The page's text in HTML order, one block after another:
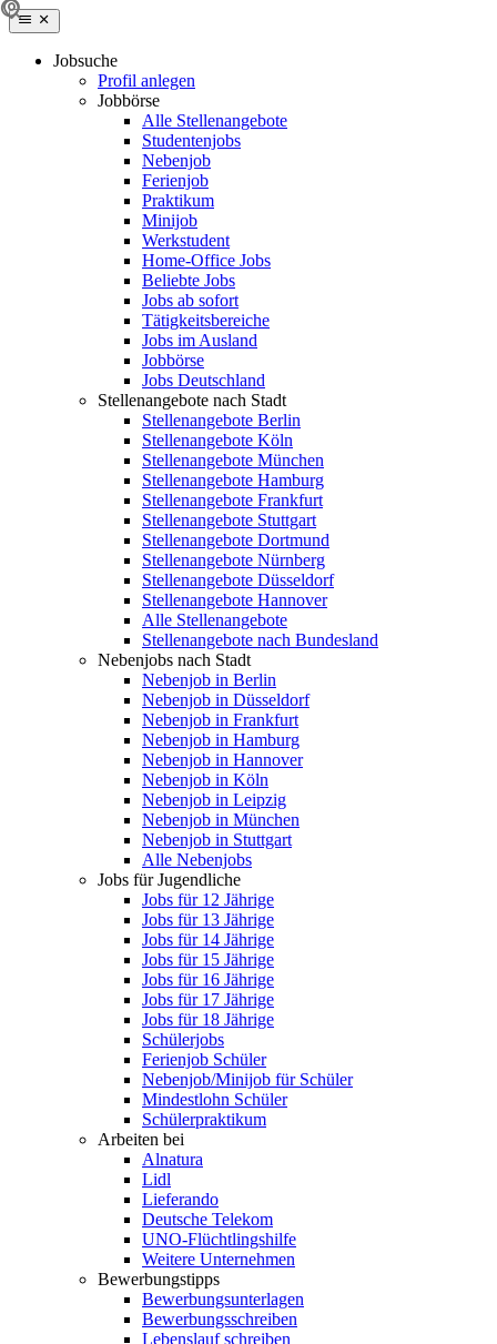
Jobsuche
Profil anlegen
Jobbörse
Alle Stellenangebote
Studentenjobs
Nebenjob
Ferienjob
Praktikum
Minijob
Werkstudent
Home-Office Jobs
Beliebte Jobs
Jobs ab sofort
Tätigkeitsbereiche
Jobs im Ausland
Jobbörse
Jobs Deutschland
Stellenangebote nach Stadt
Stellenangebote Berlin
Stellenangebote Köln
Stellenangebote München
Stellenangebote Hamburg
Stellenangebote Frankfurt
Stellenangebote Stuttgart
Stellenangebote Dortmund
Stellenangebote Nürnberg
Stellenangebote Düsseldorf
Stellenangebote Hannover
Alle Stellenangebote
Stellenangebote nach Bundesland
Nebenjobs nach Stadt
Nebenjob in Berlin
Nebenjob in Düsseldorf
Nebenjob in Frankfurt
Nebenjob in Hamburg
Nebenjob in Hannover
Nebenjob in Köln
Nebenjob in Leipzig
Nebenjob in München
Nebenjob in Stuttgart
Alle Nebenjobs
Jobs für Jugendliche
Jobs für 12 Jährige
Jobs für 13 Jährige
Jobs für 14 Jährige
Jobs für 15 Jährige
Jobs für 16 Jährige
Jobs für 17 Jährige
Jobs für 18 Jährige
Schülerjobs
Ferienjob Schüler
Nebenjob/Minijob für Schüler
Mindestlohn Schüler
Schülerpraktikum
Arbeiten bei
Alnatura
Lidl
Lieferando
Deutsche Telekom
UNO-Flüchtlingshilfe
Weitere Unternehmen
Bewerbungstipps
Bewerbungsunterlagen
Bewerbungsschreiben
Lebenslauf schreiben